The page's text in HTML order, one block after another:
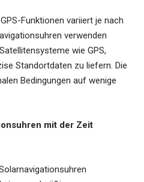
Funktionen variiert je nach
verwenden
wie GPS,
Standortdaten zu liefern. Die
Bedingungen auf wenige
mit der Zeit